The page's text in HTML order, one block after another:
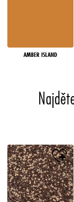
AMBER ISLAND